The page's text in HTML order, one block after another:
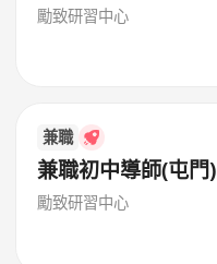
勵致研習中心
兼職
兼職初中導師(屯門)
勵致研習中心